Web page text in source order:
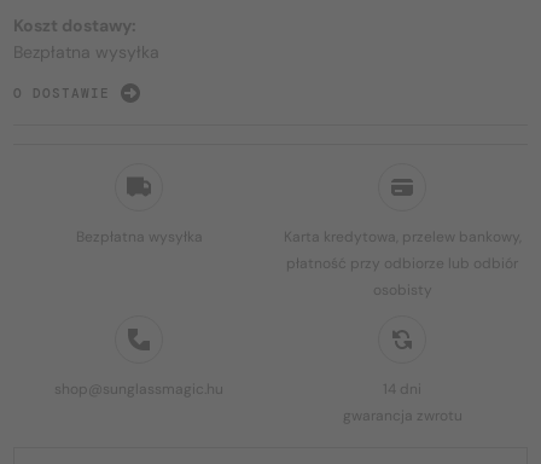
Bezpłatna wysyłka
Karta kredytowa, przelew bankowy,
płatność przy odbiorze lub odbiór
osobisty
shop@sunglassmagic.hu
14 dni
gwarancja zwrotu
Koszt dostawy:
Bezpłatna wysyłka
O DOSTAWIE